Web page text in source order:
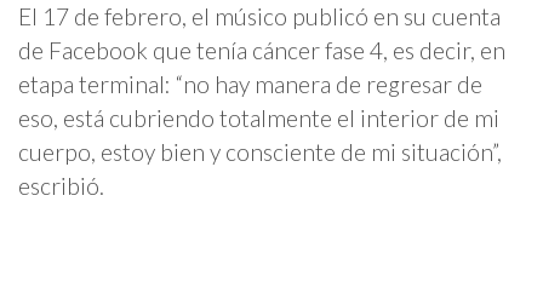
El 17 de febrero, el músico publicó en su cuenta
de Facebook que tenía cáncer fase 4, es decir, en
etapa terminal: “no hay manera de regresar de
eso, está cubriendo totalmente el interior de mi
cuerpo, estoy bien y consciente de mi situación”,
escribió.